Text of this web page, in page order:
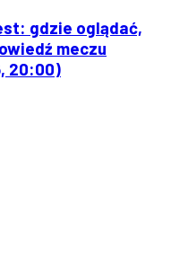
gdzie oglądać,
meczu
20:00)